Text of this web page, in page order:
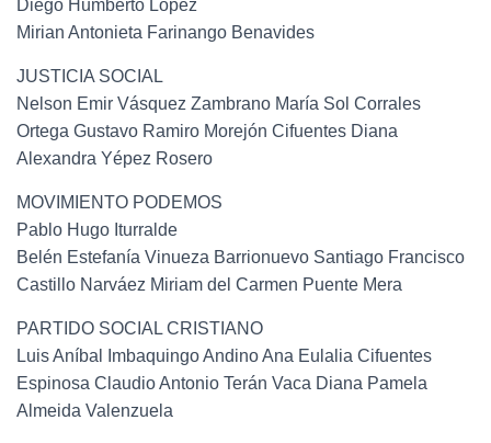
Diego Humberto López
Mirian Antonieta Farinango Benavides
JUSTICIA SOCIAL
Nelson Emir Vásquez Zambrano María Sol Corrales
Ortega Gustavo Ramiro Morejón Cifuentes Diana
Alexandra Yépez Rosero
MOVIMIENTO PODEMOS
Pablo Hugo Iturralde
Belén Estefanía Vinueza Barrionuevo Santiago Francisco
Castillo Narváez Miriam del Carmen Puente Mera
PARTIDO SOCIAL CRISTIANO
Luis Aníbal Imbaquingo Andino Ana Eulalia Cifuentes
Espinosa Claudio Antonio Terán Vaca Diana Pamela
Almeida Valenzuela